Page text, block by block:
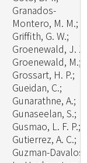
Granados-
Montero, M. M.;
Griffith, G. W.;
Groenewald, J.
Groenewald, M.;
Grossart, H. P.;
Gueidan, C.;
Gunarathne, A.;
Gunaseelan, S.;
Gusmao, L. F. P.;
Gutierrez, A. C.;
Guzman-Davalos,